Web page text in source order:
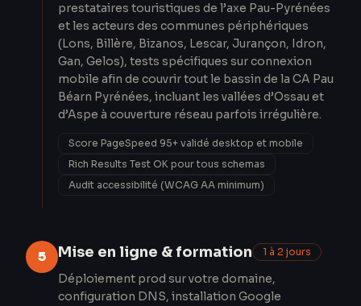
prestataires touristiques de l’axe Pau-Pyrénées
et les acteurs des communes périphériques
(Lons, Billère, Bizanos, Lescar, Jurançon, Idron,
Gan, Gelos), tests spécifiques sur connexion
mobile afin de couvrir tout le bassin de la CA Pau
Béarn Pyrénées, incluant les vallées d’Ossau et
d’Aspe à couverture réseau parfois irrégulière.
Score PageSpeed 95+ validé desktop et mobile
Rich Results Test OK pour tous schemas
Audit accessibilité (WCAG AA minimum)
5 Mise en ligne & formation 1 à 2 jours
Déploiement prod sur votre domaine,
configuration DNS, installation Google